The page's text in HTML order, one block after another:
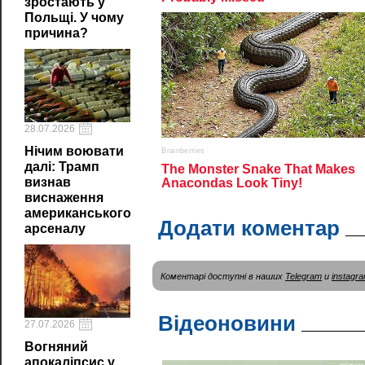
Польщі. У чому
причина?
28.07.2026
Нічим воювати
далі: Трамп
визнав
виснаження
американського
арсеналу
27.07.2026
Вогняний
апокаліпсис у
Додати коментар
Коментарі доступні в наших Telegram и
Відеоновини